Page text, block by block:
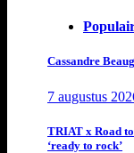
Cassandre
7 augustus
TRIAT x Road
‘ready to rock’